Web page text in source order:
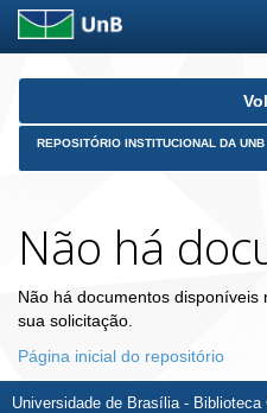
Skip
REPOSITÓRIO INSTITUCIONAL DA UNB
Não há
Não há documentos
sua solicitação.
Página inicial do repositório
Universidade de Brasília - Biblioteca